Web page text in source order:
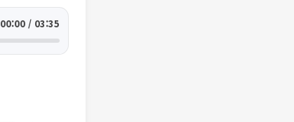
00:00 / 03:35